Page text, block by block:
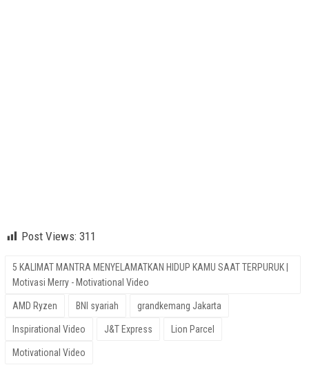
Post Views: 311
5 KALIMAT MANTRA MENYELAMATKAN HIDUP KAMU SAAT TERPURUK |
Motivasi Merry - Motivational Video
AMD Ryzen BNI syariah grandkemang Jakarta
Inspirational Video J&T Express Lion Parcel
Motivational Video